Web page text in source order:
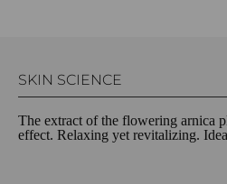
SKIN SCIENCE
The extract of the flowering arnica
effect. Relaxing yet revitalizing.